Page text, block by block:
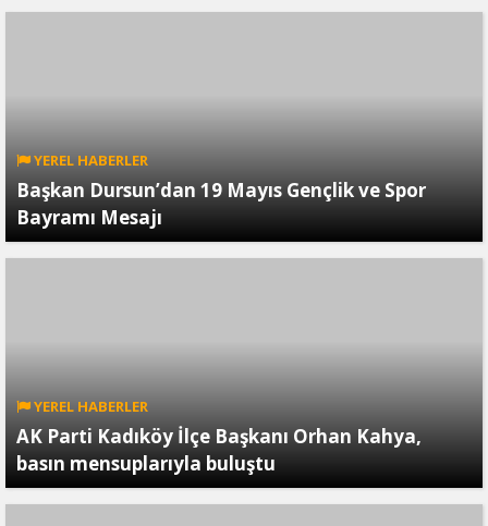
YEREL HABERLER
Başkan Dursun’dan 19 Mayıs Gençlik ve Spor
Bayramı Mesajı
YEREL HABERLER
AK Parti Kadıköy İlçe Başkanı Orhan Kahya,
basın mensuplarıyla buluştu